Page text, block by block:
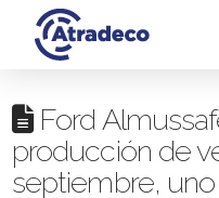
Ford
producción de
septiembre,